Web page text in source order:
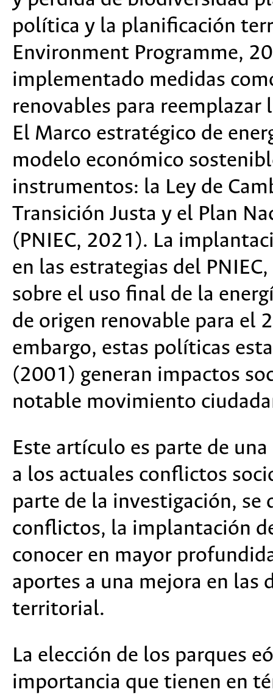
política y la planificación
Environment Programme,
implementado medidas
renovables para reemplazar
El Marco estratégico de
modelo económico
instrumentos: la Ley de
Transición Justa y el Plan
(PNIEC, 2021). La
en las estrategias del
sobre el uso final de la
de origen renovable para el
embargo, estas políticas
(2001) generan impactos
notable movimiento
Este artículo es parte de
a los actuales conflictos
parte de la investigación, se
conflictos, la implantación
conocer en mayor
aportes a una mejora en las
territorial.
La elección de los parques
importancia que tienen en